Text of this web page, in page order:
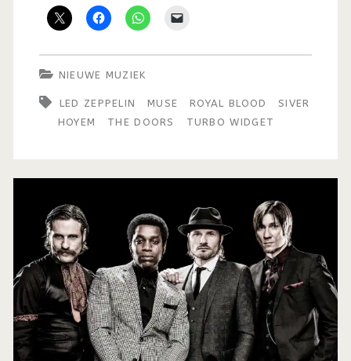
NIEUWE MUZIEK
LED ZEPPELIN MUSE ROYAL BLOOD
SIVER
HOYEM
THE DOORS TURBO WIDGET